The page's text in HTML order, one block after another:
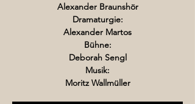
Alexander Braunshör
Dramaturgie:
Alexander Martos
Bühne:
Deborah Sengl
Musik:
Moritz Wallmüller